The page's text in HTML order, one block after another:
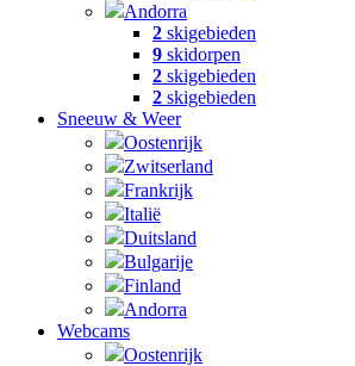
Andorra
2 skigebieden
9 skidorpen
2 skigebieden
2 skigebieden
Sneeuw & Weer
Oostenrijk
Zwitserland
Frankrijk
Italië
Duitsland
Bulgarije
Finland
Andorra
Webcams
Oostenrijk